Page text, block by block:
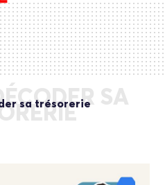
SA
sa trésorerie